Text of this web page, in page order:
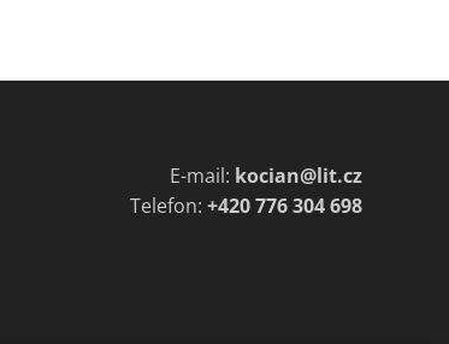
E-mail: kocian@lit.cz
Telefon: +420 776 304 698